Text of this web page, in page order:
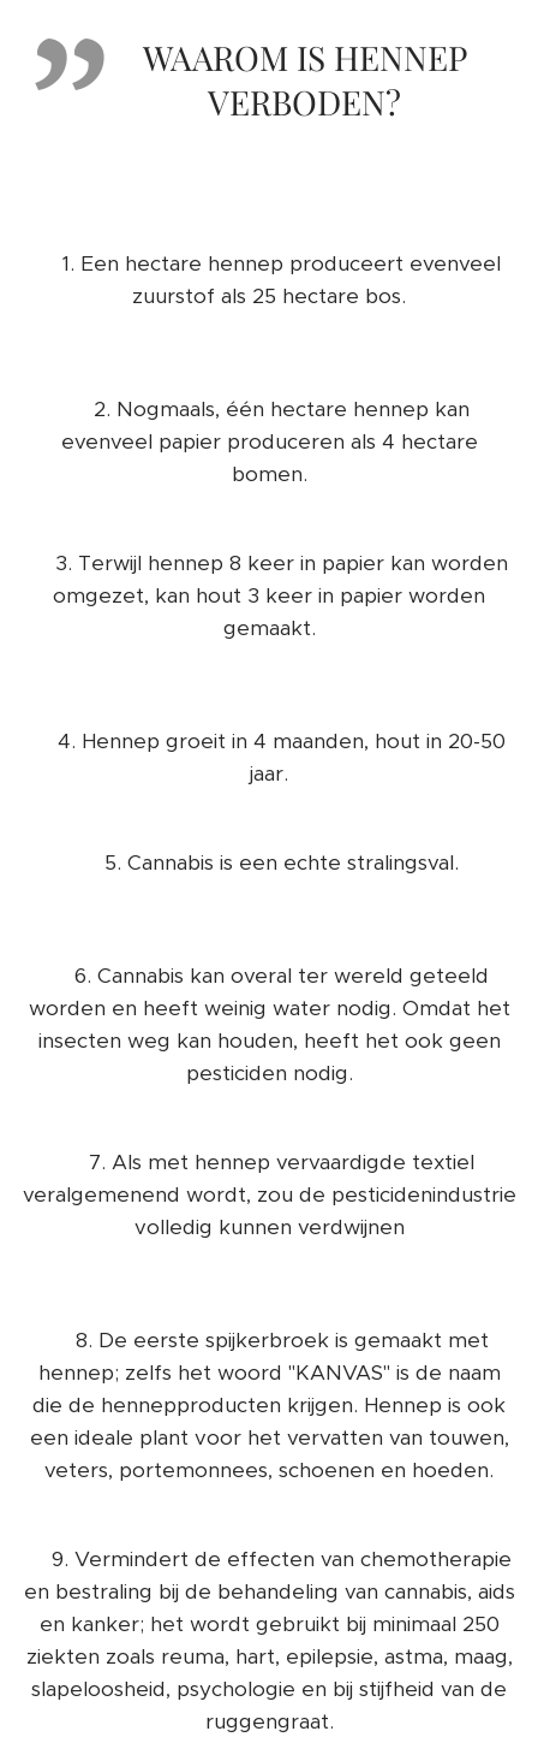
WAAROM IS HENNEP
VERBODEN?
👉1. Een hectare hennep produceert evenveel
zuurstof als 25 hectare bos.
👉2. Nogmaals, één hectare hennep kan
evenveel papier produceren als 4 hectare
bomen.
👉3. Terwijl hennep 8 keer in papier kan worden
omgezet, kan hout 3 keer in papier worden
gemaakt.
👉4. Hennep groeit in 4 maanden, hout in 20-50
jaar.
👉5. Cannabis is een echte stralingsval.
👉6. Cannabis kan overal ter wereld geteeld
worden en heeft weinig water nodig. Omdat het
insecten weg kan houden, heeft het ook geen
pesticiden nodig.
👉7. Als met hennep vervaardigde textiel
veralgemenend wordt, zou de pesticidenindustrie
volledig kunnen verdwijnen
👉8. De eerste spijkerbroek is gemaakt met
hennep; zelfs het woord "KANVAS" is de naam
die de hennepproducten krijgen. Hennep is ook
een ideale plant voor het vervatten van touwen,
veters, portemonnees, schoenen en hoeden.
👉9. Vermindert de effecten van chemotherapie
en bestraling bij de behandeling van cannabis, aids
en kanker; het wordt gebruikt bij minimaal 250
ziekten zoals reuma, hart, epilepsie, astma, maag,
slapeloosheid, psychologie en bij stijfheid van de
ruggengraat.